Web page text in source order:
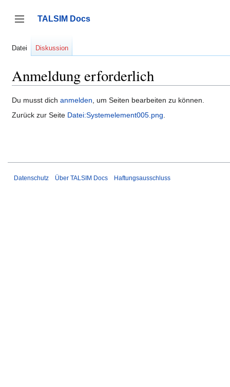
springen
Seitenleiste umschalten
TALSIM Docs
Datei Diskussion
Anmeldung erforderlich
Du musst dich anmelden , um Seiten bearbeiten zu können.
Zurück zur Seite Datei:Systemelement005.png
Datenschutz Über TALSIM Docs Haftungsausschluss